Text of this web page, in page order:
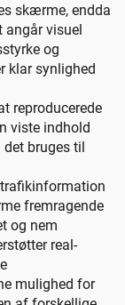
skærme, endda
angår visuel
og
klar synlighed
reproducerede
viste indhold
det bruges til
fremragende
og nem
real-
mulighed for